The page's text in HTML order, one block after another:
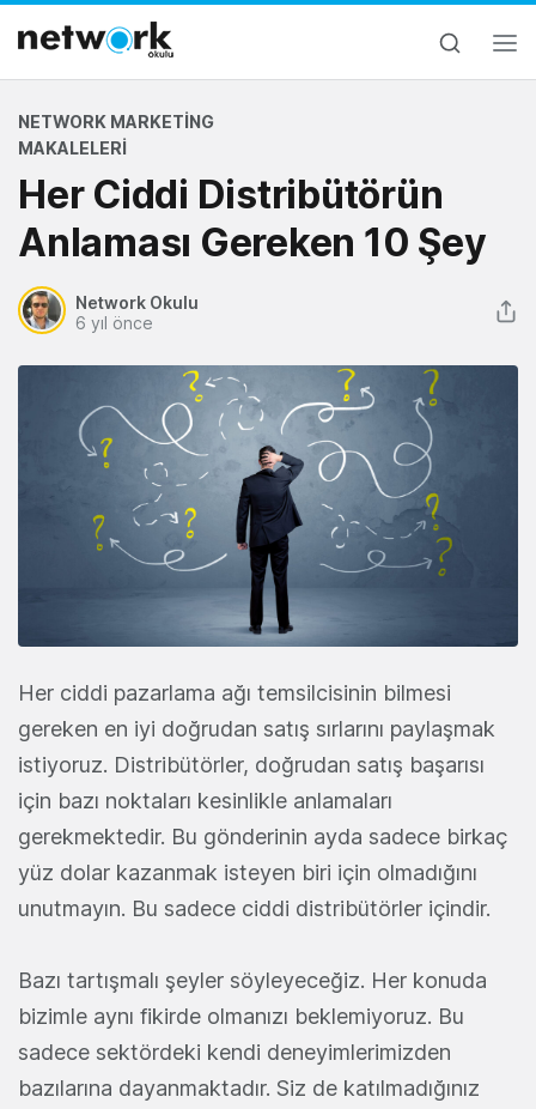
NETWORK MARKETING
MAKALELERI
Her Ciddi Distribütörün
Anlaması Gereken 10 Şey
Network Okulu
6 yıl önce
Her ciddi pazarlama ağı temsilcisinin bilmesi
gereken en iyi doğrudan satış sırlarını paylaşmak
istiyoruz. Distribütörler, doğrudan satış başarısı
için bazı noktaları kesinlikle anlamaları
gerekmektedir. Bu gönderinin ayda sadece birkaç
yüz dolar kazanmak isteyen biri için olmadığını
unutmayın. Bu sadece ciddi distribütörler içindir.
Bazı tartışmalı şeyler söyleyeceğiz. Her konuda
bizimle aynı fikirde olmanızı beklemiyoruz. Bu
sadece sektördeki kendi deneyimlerimizden
bazılarına dayanmaktadır. Siz de katılmadığınız